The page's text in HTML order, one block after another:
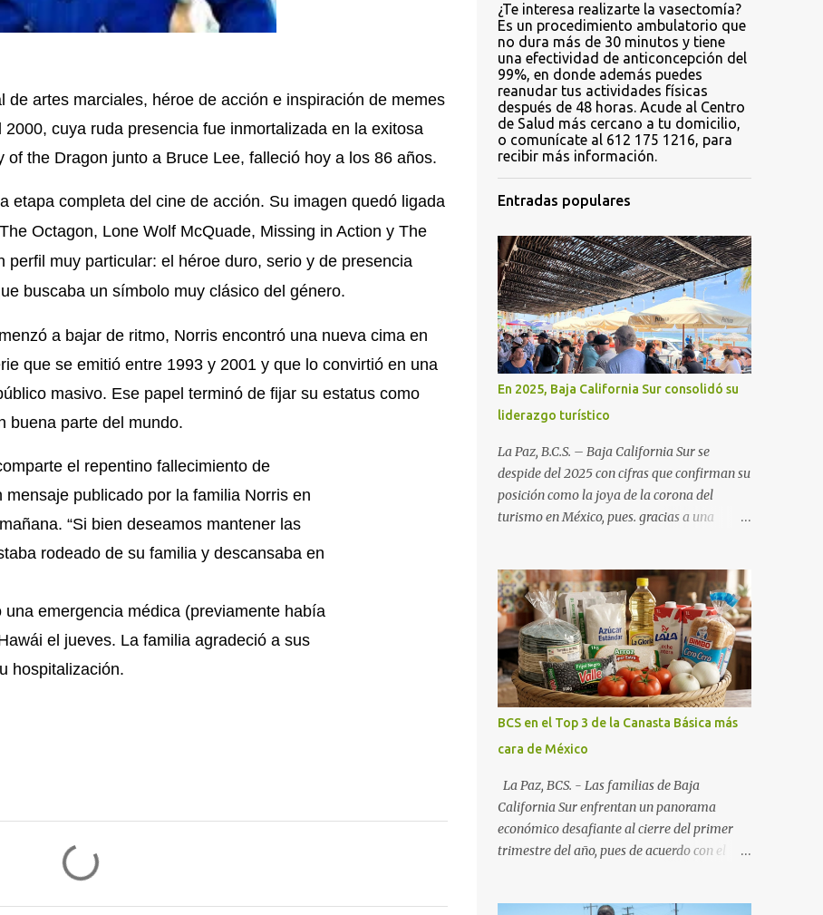
de artes marciales, héroe de acción e inspiración de memes
cuya ruda presencia fue inmortalizada en la exitosa
of the Dragon junto a Bruce Lee, falleció hoy a los 86 años.
etapa completa del cine de acción. Su imagen quedó ligada
Octagon, Lone Wolf McQuade, Missing in Action y The
perfil muy particular: el héroe duro, serio y de presencia
buscaba un símbolo muy clásico del género.
a bajar de ritmo, Norris encontró una nueva cima en
que se emitió entre 1993 y 2001 y que lo convirtió en una
masivo. Ese papel terminó de fijar su estatus como
buena parte del mundo.
el repentino fallecimiento de
publicado por la familia Norris en
“Si bien deseamos mantener las
rodeado de su familia y descansaba en
emergencia médica (previamente había
el jueves. La familia agradeció a sus
hospitalización.
¿Te interesa realizarte la vasectomía?
Es un procedimiento ambulatorio que
no dura más de 30 minutos y tiene
una efectividad de anticoncepción del
99%, en donde además puedes
reanudar tus actividades físicas
después de 48 horas. Acude al Centro
de Salud más cercano a tu domicilio,
o comunícate al 612 175 1216, para
recibir más información.
Entradas populares
En 2025, Baja California Sur consolidó su
liderazgo turístico
La Paz, B.C.S. – Baja California Sur se
despide del 2025 con cifras que confirman su
posición como la joya de la corona del
turismo en México, pues. gracias a una
fideicomisos de promoción, la entidad
proyecta un cierre de año marcado por una
ocupación hotelera robusta, una
conectividad aérea en ascenso y una
derrama económica sin precedentes. Las
proyecciones para este periodo vacacional
son optimistas, con un promedio estatal que
supera el 70% . Sin embargo, la sorpresa del
año la ha dado el norte del estado. Comondú
encabeza las expectativas con un
impresionante 89% de ocupación,
impulsado por el interés creciente en el
turismo de naturaleza. Le siguen destinos
Nuevo). La Paz: 66%. Loreto: 58%. Mulegé:
BCS en el Top 3 de la Canasta Básica más
cara de México
La Paz, BCS. - Las familias de Baja
California Sur enfrentan un panorama
económico desafiante al cierre del primer
trimestre del año, pues de acuerdo con el